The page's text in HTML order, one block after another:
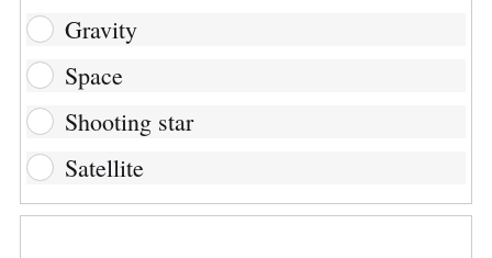
Gravity
Space
Shooting star
Satellite